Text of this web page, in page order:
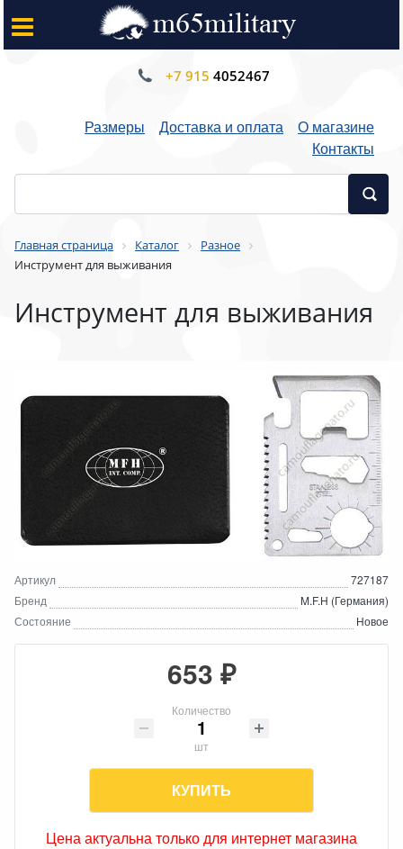
+7 915 4052467
Размеры Доставка и оплата
О магазине
Контакты
Главная страница Каталог
Разное
Инструмент для выживания
Инструмент для выживания
Артикул
727187
Бренд
M.F.H (Германия)
Состояние
Новое
653 ₽
Количество
шт
КУПИТЬ
Цена актуальна только для интернет магазина